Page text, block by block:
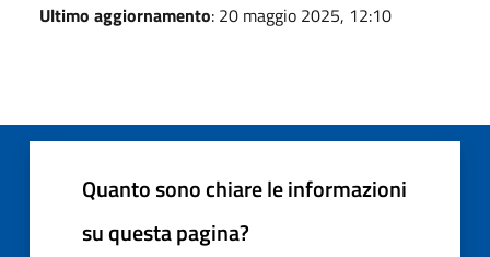
Ultimo aggiornamento: 20 maggio 2025, 12:10
Quanto sono chiare le informazioni
su questa pagina?